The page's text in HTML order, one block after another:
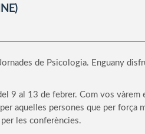
de Psicologia. Enguany
9 al 13 de febrer. Com vos
aquelles persones que per força
les conferències.